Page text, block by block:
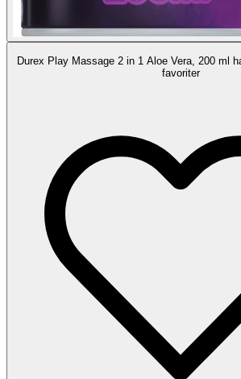
Durex Play Massage 2 in 1 Aloe Vera, 200 ml
favoriter